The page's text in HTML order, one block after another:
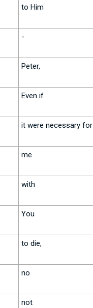
to Him
-
Peter,
Even if
it were necessary for
me
with
You
to die,
no
not